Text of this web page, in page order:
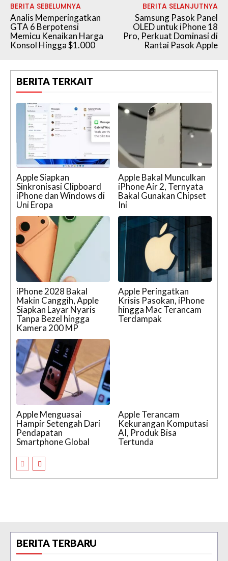
BERITA SEBELUMNYA
Analis Memperingatkan
GTA 6 Berpotensi
Memicu Kenaikan Harga
Konsol Hingga $1.000
BERITA SELANJUTNYA
Samsung Pasok Panel
OLED untuk iPhone 18
Pro, Perkuat Dominasi di
Rantai Pasok Apple
BERITA TERKAIT
Apple Siapkan
Sinkronisasi Clipboard
iPhone dan Windows di
Uni Eropa
Apple Bakal Munculkan
iPhone Air 2, Ternyata
Bakal Gunakan Chipset
Ini
iPhone 2028 Bakal
Makin Canggih, Apple
Siapkan Layar Nyaris
Tanpa Bezel hingga
Kamera 200 MP
Apple Peringatkan
Krisis Pasokan, iPhone
hingga Mac Terancam
Terdampak
Apple Menguasai
Hampir Setengah Dari
Pendapatan
Smartphone Global
Apple Terancam
Kekurangan Komputasi
AI, Produk Bisa
Tertunda
BERITA TERBARU